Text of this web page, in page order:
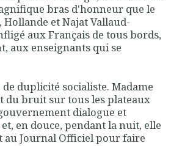
bras d'honneur que le
et Najat Vallaud-
aux Français de tous bords,
aux enseignants qui se
duplicité socialiste. Madame
du bruit sur tous les plateaux
dialogue et
en douce, pendant la nuit, elle
Journal Officiel pour faire